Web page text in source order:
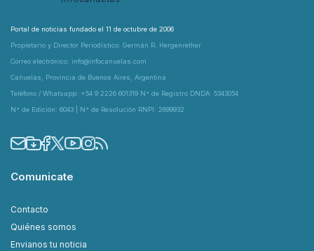
Portal de noticias fundado el 11 de octubre de 2006
Propietario y Director Periodístico: Germán R. Hergenrether
Correo electrónico: info@infocanuelas.com
Cañuelas, Provincia de Buenos Aires, Argentina
Teléfono / Whatsapp: +54 9 2226 601319 N° de Registro DNDA: 5343054
N° de Edición: 6043 | N° de Resolución RNPI: 2699932
Comunicate
Contacto
Quiénes somos
Envianos tu noticia